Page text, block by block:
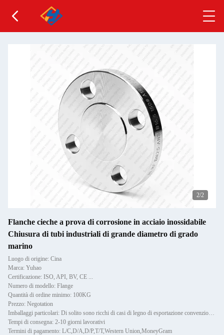
2/2
Flanche cieche a prova di corrosione in acciaio inossidabile
Chiusura di tubi industriali di grande diametro di grado
marino
Luogo di origine: Cina
Marca: Yuhao
Certificazione: ISO, API, BV, CE ...
Numero di modello: Flange
Quantità di ordine minimo: 100KG
Prezzo: Negotation
Imballaggi particolari: Di solito sono ricchi di casi di legno di esportazione convenzionali.
Tempi di consegna: 2-10 giorni lavorativi
Termini di pagamento: L/C,D/A,D/P,T/T,Western Union,MoneyGram